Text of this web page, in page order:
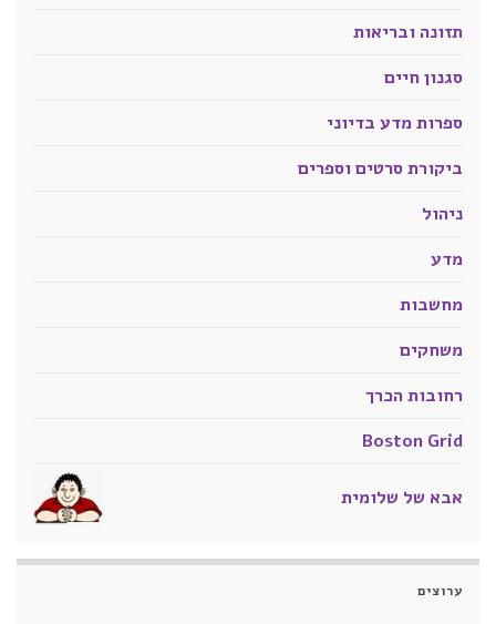
תזונה ובריאות
סגנון חיים
ספרות מדע בדיוני
ביקורת סרטים וספרים
ניהול
מדע
מחשבות
משחקים
רחובות הכרך
Boston Grid
אבא של שלומית
ערוצים